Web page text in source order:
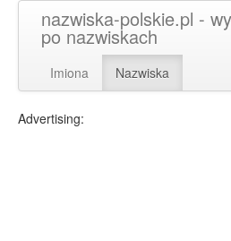
nazwiska-polskie.pl -
po nazwiskach
Imiona Nazwiska
Advertising: